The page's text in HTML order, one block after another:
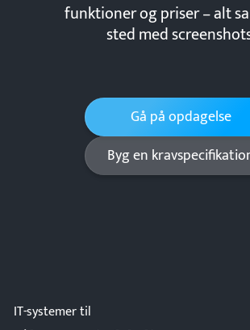
funktioner og priser – alt
sted med
Gå på opdagelse
Byg en
IT-systemer til